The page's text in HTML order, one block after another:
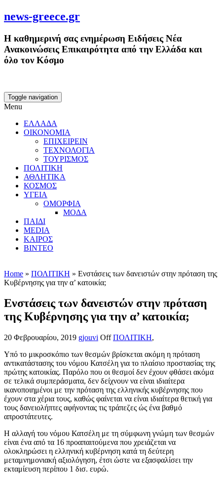
news-greece.gr
Η καθημερινή σας ενημέρωση Ειδήσεις Νέα
Ανακοινώσεις Επικαιρότητα από την Ελλάδα και
όλο τον Κόσμο
Toggle navigation
Menu
ΕΛΛΑΔΑ
ΟΙΚΟΝΟΜΙΑ
ΕΠΙΧΕΙΡΕΙΝ
ΤΕΧΝΟΛΟΓΙΑ
ΤΟΥΡΙΣΜΟΣ
ΠΟΛΙΤΙΚΗ
ΑΘΛΗΤΙΚΑ
ΚΟΣΜΟΣ
ΥΓΕΙΑ
ΟΜΟΡΦΙΑ
ΜΟΔΑ
ΠΑΙΔΙ
MEDIA
ΚΑΙΡΟΣ
ΒΙΝΤΕΟ
Home » ΠΟΛΙΤΙΚΗ » Ενστάσεις των δανειστών στην πρόταση της
Κυβέρνησης για την α’ κατοικία;
Ενστάσεις των δανειστών στην πρόταση
της Κυβέρνησης για την α’ κατοικία;
20 Φεβρουαρίου, 2019 gjouvi Off ΠΟΛΙΤΙΚΗ,
Υπό το μικροσκόπιο των θεσμών βρίσκεται ακόμη η πρόταση
αντικατάστασης του νόμου Κατσέλη για το πλαίσιο προστασίας της
πρώτης κατοικίας. Παρόλο που οι θεσμοί δεν έχουν φθάσει ακόμα
σε τελικά συμπεράσματα, δεν δείχνουν να είναι ιδιαίτερα
ικανοποιημένοι με την πρόταση της ελληνικής κυβέρνησης που
έχουν στα χέρια τους, καθώς φαίνεται να είναι ιδιαίτερα θετική για
τους δανειολήπτες αφήνοντας τις τράπεζες ώς ένα βαθμό
απροστάτευτες.
Η αλλαγή του νόμου Κατσέλη με τη σύμφωνη γνώμη των θεσμών
είναι ένα από τα 16 προαπαιτούμενα που χρειάζεται να
ολοκληρώσει η ελληνική κυβέρνηση κατά τη δεύτερη
μεταμνημονιακή αξιολόγηση, έτσι ώστε να εξασφαλίσει την
εκταμίευση περίπου 1 δισ. ευρώ.